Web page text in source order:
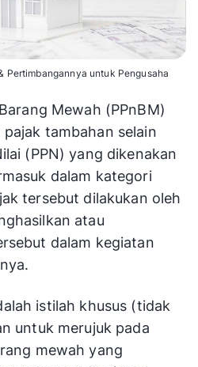
Pertimbangannya untuk Pengusaha
Mewah (PPnBM)
tambahan selain
(PPN) yang dikenakan
dalam kategori
tersebut dilakukan oleh
atau
dalam kegiatan
istilah khusus (tidak
untuk merujuk pada
mewah yang